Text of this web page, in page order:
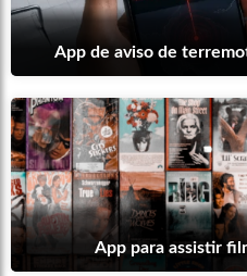
App de aviso de
App para assistir